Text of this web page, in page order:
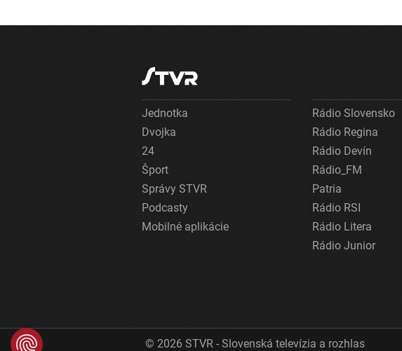
Jednotka
Dvojka
24
Šport
Správy STVR
Podcasty
Mobilné aplikácie
Rádio Slovensko
Rádio Regina
Rádio Devín
Rádio_FM
Patria
Rádio RSI
Rádio Litera
Rádio Junior
© 2026 STVR - Slovenská televízia a rozhlas